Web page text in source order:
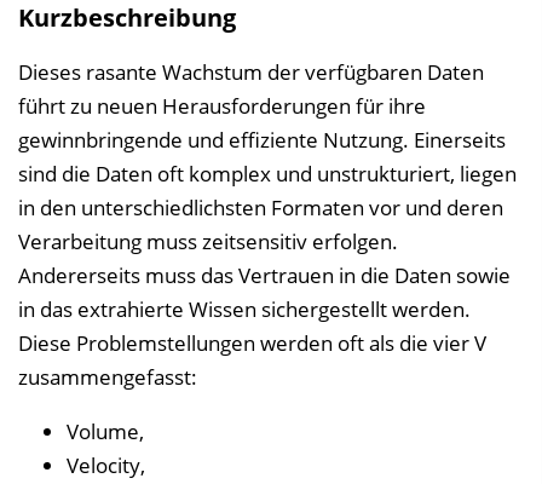
i
h
n
i
e
n
Kurzbeschreibung
Dieses rasante Wachstum der verfügbaren Daten
führt zu neuen Herausforderungen für ihre
gewinnbringende und effiziente Nutzung. Einerseits
sind die Daten oft komplex und unstrukturiert, liegen
in den unterschiedlichsten Formaten vor und deren
Verarbeitung muss zeitsensitiv erfolgen.
Andererseits muss das Vertrauen in die Daten sowie
in das extrahierte Wissen sichergestellt werden.
Diese Problemstellungen werden oft als die vier V
zusammengefasst:
Volume,
Velocity,